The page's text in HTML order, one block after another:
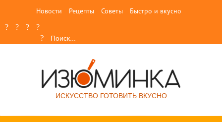
Новости Рецепты Советы Быстро и вкусно
ИСКУССТВО ГОТОВИТЬ ВКУСНО